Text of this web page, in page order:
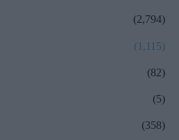
(2,794)
(1,115)
(82)
(5)
(358)